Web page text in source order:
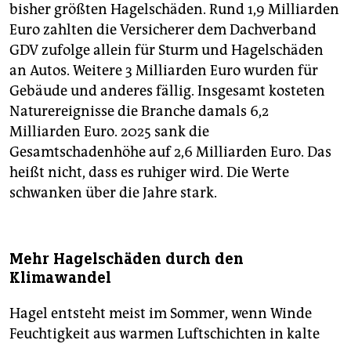
bisher größten Hagelschäden. Rund 1,9 Milliarden
Euro zahlten die Versicherer dem Dachverband
GDV zufolge allein für Sturm und Hagelschäden
an Autos. Weitere 3 Milliarden Euro wurden für
Gebäude und anderes fällig. Insgesamt kosteten
Naturereignisse die Branche damals 6,2
Milliarden Euro. 2025 sank die
Gesamtschadenhöhe auf 2,6 Milliarden Euro. Das
heißt nicht, dass es ruhiger wird. Die Werte
schwanken über die Jahre stark.
Mehr Hagelschäden durch den
Klimawandel
Hagel entsteht meist im Sommer, wenn Winde
Feuchtigkeit aus warmen Luftschichten in kalte